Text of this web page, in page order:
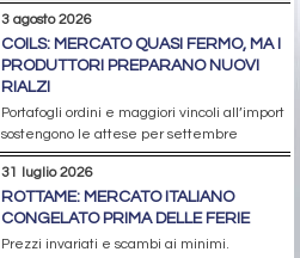
3 agosto 2026
COILS: MERCATO QUASI FERMO, MA I
PRODUTTORI PREPARANO NUOVI
RIALZI
Portafogli ordini e maggiori vincoli all’import
sostengono le attese per settembre
31 luglio 2026
ROTTAME: MERCATO ITALIANO
CONGELATO PRIMA DELLE FERIE
Prezzi invariati e scambi ai minimi.